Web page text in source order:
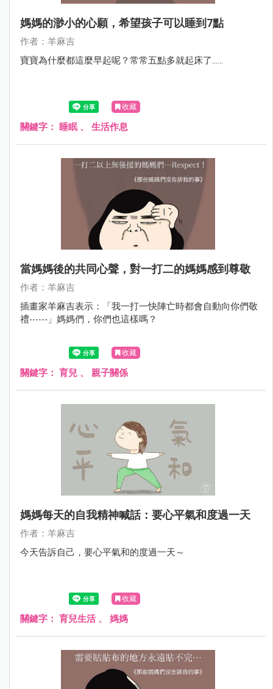
媽媽的渺小的心願，希望孩子可以睡到7點
作者：羊麻吉
寶寶為什麼都這麼早起呢？常常五點多就起床了......
收藏
關鍵字： 睡眠、 生活作息
當媽媽後的共同心聲，對一打二的媽媽感到尊敬
作者：羊麻吉
插畫家羊麻吉表示：「我一打一快陣亡時都會自動向你們敬
禮⋯⋯」媽媽們，你們也這樣嗎？
收藏
關鍵字： 育兒 、 親子關係
媽媽每天的自我精神喊話：要心平氣和度過一天
作者：羊麻吉
今天告訴自己，要心平氣和的度過一天～
收藏
關鍵字： 育兒生活、 媽媽